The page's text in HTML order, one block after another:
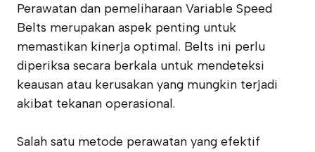
Perawatan dan pemeliharaan Variable Speed
Belts merupakan aspek penting untuk
memastikan kinerja optimal. Belts ini perlu
diperiksa secara berkala untuk mendeteksi
keausan atau kerusakan yang mungkin terjadi
akibat tekanan operasional.
Salah satu metode perawatan yang efektif